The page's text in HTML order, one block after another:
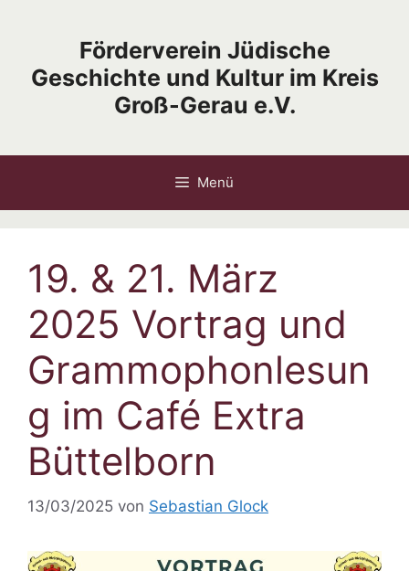
Förderverein Jüdische
Geschichte und Kultur im Kreis
Groß-Gerau e.V.
Menü
19. & 21. März
2025 Vortrag und
Grammophonlesun
g im Café Extra
Büttelborn
13/03/2025 von Sebastian Glock